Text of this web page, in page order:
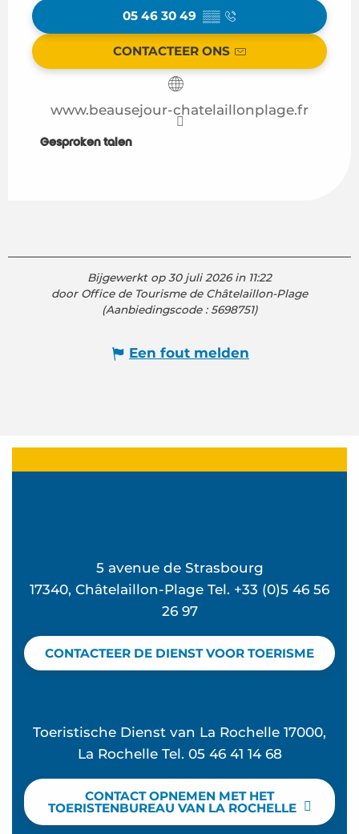
05 46 30 49 ▒▒
CONTACTEER ONS
www.beausejour-chatelaillonplage.fr
Gesproken talen
Gesproken talen
Bijgewerkt op 30 juli 2026 in 11:22
door Office de Tourisme de Châtelaillon-Plage
(Aanbiedingscode :5698751)
Een fout melden
5 avenue de Strasbourg
17340, Châtelaillon-Plage Tel. +33 (0)5 46 56
26 97
CONTACTEER DE DIENST VOOR TOERISME
Toeristische Dienst van La Rochelle 17000,
La Rochelle Tel. 05 46 41 14 68
CONTACT OPNEMEN MET HET
TOERISTENBUREAU VAN LA ROCHELLE